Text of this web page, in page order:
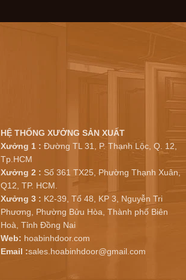
HỆ THỐNG XƯỞNG SẢN XUẤT
Xưởng 1 : Đường TL 31, P. Thạnh Lộc, Q. 12,
Tp.HCM
Xưởng 2 : Số 361 TX25, Phường Thạnh Xuân,
Q12, TP. HCM.
Xưởng 3 : K2-39, Tổ 48, KP 3, Nguyễn Tri
Phương, Phường Bửu Hòa, Thành phố Biên
Hoà, Tỉnh Đồng Nai
Web: hoabinhdoor.com
Email :sales.hoabinhdoor@gmail.com